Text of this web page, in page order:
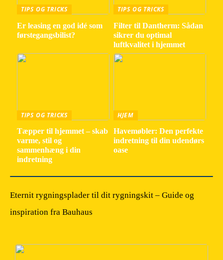
TIPS OG TRICKS
Er leasing en god idé som
førstegangsbilist?
TIPS OG TRICKS
Filter til Dantherm: Sådan
sikrer du optimal
luftkvalitet i hjemmet
TIPS OG TRICKS
Tæpper til hjemmet – skab
varme, stil og
sammenhæng i din
indretning
HJEM
Havemøbler: Den perfekte
indretning til din udendørs
oase
Eternit rygningsplader til dit rygningskit – Guide og
inspiration fra Bauhaus